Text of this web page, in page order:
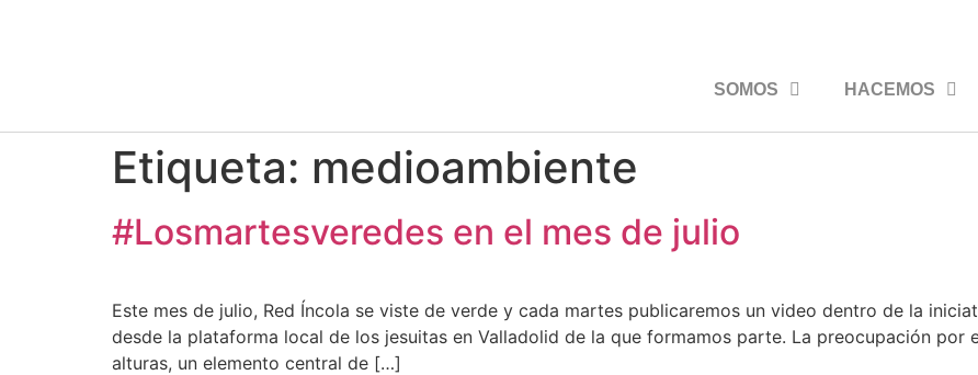
SOMOS HACEMOS
Etiqueta: medioambiente
#Losmartesveredes en el mes de julio
Este mes de julio, Red Íncola se viste de verde y cada martes publicaremos un video dentro de la
desde la plataforma local de los jesuitas en Valladolid de la que formamos parte. La preocupación por
alturas, un elemento central de […]